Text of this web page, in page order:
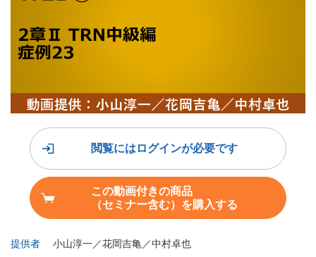
提供者
小山淳一／花岡吉亀／中村卓也
閲覧にはログインが必要です
この動画付きの商品
（セミナー含む）を購入する